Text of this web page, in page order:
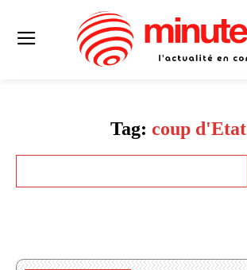
Tag: coup d'Etat